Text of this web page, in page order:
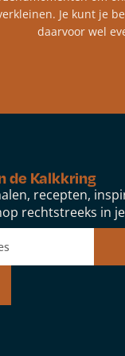
Je kunt je
daarvoor wel
de Kalkkring
recepten,
rechtstreeks in